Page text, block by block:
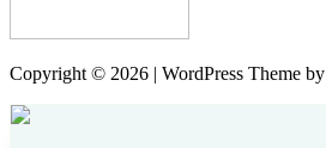
Copyright © 2026 | WordPress Theme by